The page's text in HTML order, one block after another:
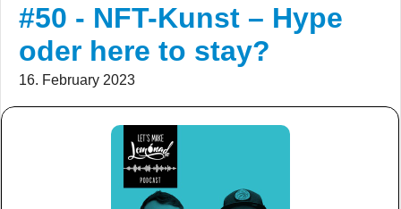
#50 - NFT-Kunst – Hype
oder here to stay?
16. February 2023